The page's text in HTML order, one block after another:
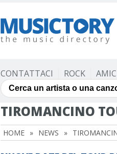
CONTATTACI ROCK
TIROMANCINO
HOME » NEWS »